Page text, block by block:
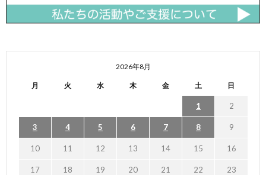
2026年8月
月 火 水 木 金 土 日
1 2
3 4 5 6 7 8 9
10 11 12 13 14 15 16
17 18 19 20 21 22 23